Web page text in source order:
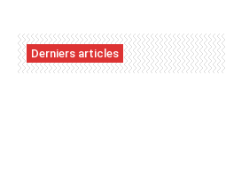
Derniers articles